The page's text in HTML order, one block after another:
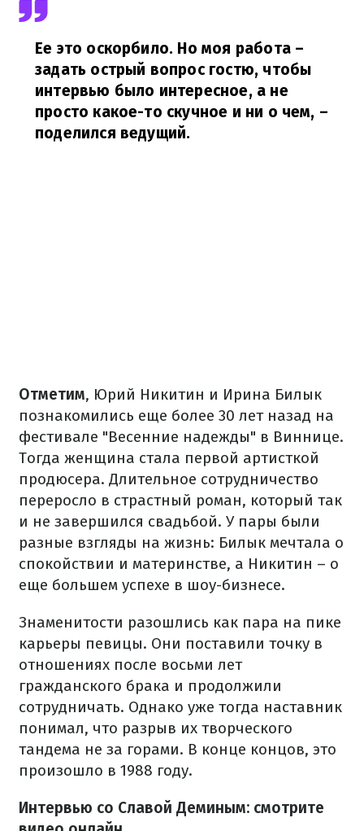
Ее это оскорбило. Но моя работа –
задать острый вопрос гостю, чтобы
интервью было интересное, а не
просто какое-то скучное и ни о чем, –
поделился ведущий.
Отметим, Юрий Никитин и Ирина Билык
познакомились еще более 30 лет назад на
фестивале "Весенние надежды" в Виннице.
Тогда женщина стала первой артисткой
продюсера. Длительное сотрудничество
переросло в страстный роман, который так
и не завершился свадьбой. У пары были
разные взгляды на жизнь: Билык мечтала о
спокойствии и материнстве, а Никитин – о
еще большем успехе в шоу-бизнесе.
Знаменитости разошлись как пара на пике
карьеры певицы. Они поставили точку в
отношениях после восьми лет
гражданского брака и продолжили
сотрудничать. Однако уже тогда наставник
понимал, что разрыв их творческого
тандема не за горами. В конце концов, это
произошло в 1988 году.
Интервью со Славой Деминым: смотрите